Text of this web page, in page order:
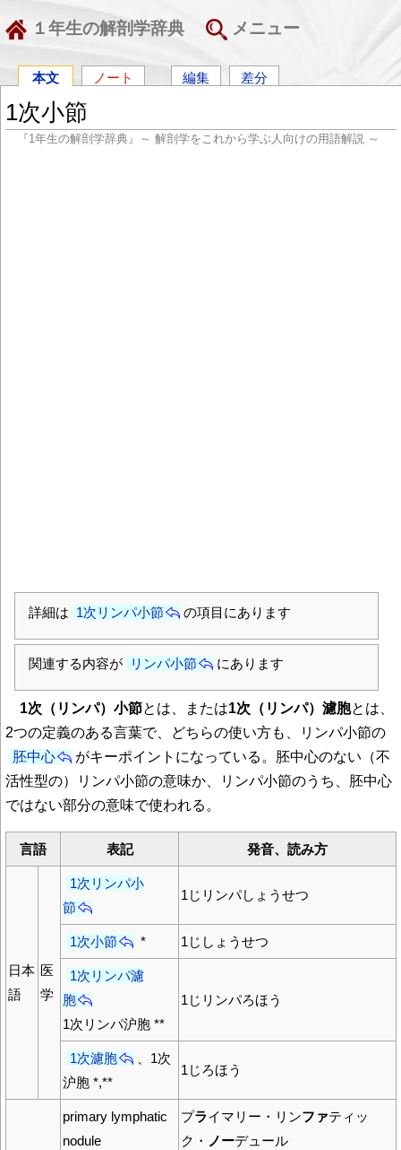
１年生の解剖学辞典 メニュー
本文 ノート 編集 差分
1次小節
『1年生の解剖学辞典』～ 解剖学をこれから学ぶ人向けの用語解説 ～
詳細は 1次リンパ小節 の項目にあります
関連する内容が リンパ小節 にあります
1次（リンパ）小節とは、または1次（リンパ）濾胞とは、
2つの定義のある言葉で、どちらの使い方も、リンパ小節の
胚中心
がキーポイントになっている。胚中心のない（不
活性型の）リンパ小節の意味か、リンパ小節のうち、胚中心
ではない部分の意味で使われる。
言語 表記 発音、読み方
日本
語
医
学
1次リンパ小
節
1じリンパしょうせつ
1次小節 * 1じしょうせつ
1次リンパ濾
胞
1次リンパ沪胞 **
1じリンパろほう
1次濾胞
、1次
沪胞 *,**
1じろほう
primary lymphatic
nodule
プライマリー・リンファティッ
ク・ ノーデュール